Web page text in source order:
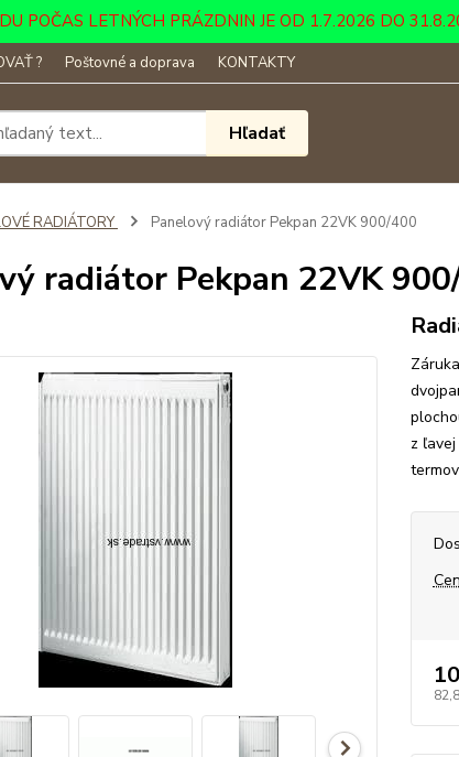
POČAS LETNÝCH PRÁZDNIN JE OD 1.7.2026 DO
? Poštovné a doprava KONTAKTY
Hľadať
RADIÁTORY Panelový radiátor Pekpan 22VK 900/400
radiátor Pekpan 22VK
z